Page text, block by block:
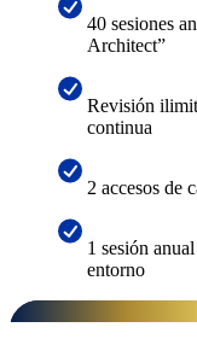
40 sesiones
Architect”
Revisión
continua
2 accesos de
1 sesión
entorno